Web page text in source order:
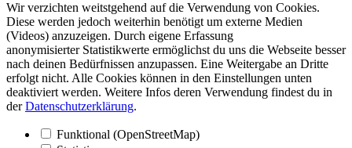
Wir verzichten weitstgehend auf die Verwendung von Cookies.
Diese werden jedoch weiterhin benötigt um externe Medien
(Videos) anzuzeigen. Durch eigene Erfassung
anonymisierter Statistikwerte ermöglichst du uns die Webseite besser
nach deinen Bedürfnissen anzupassen. Eine Weitergabe an Dritte
erfolgt nicht. Alle Cookies können in den Einstellungen unten
deaktiviert werden. Weitere Infos deren Verwendung findest du in
derDatenschutzerklärung.
Funktional (OpenStreetMap)